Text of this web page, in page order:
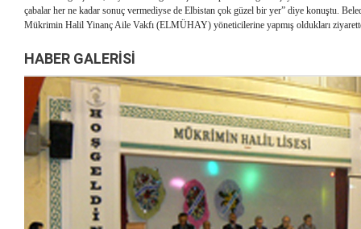
çabalar her ne kadar sonuç vermediyse de Elbistan çok güzel bir yer” diye konuştu.
Mükrimin Halil Yinanç Aile Vakfı (ELMÜHAY) yöneticilerine yapmış oldukları
HABER GALERİSİ